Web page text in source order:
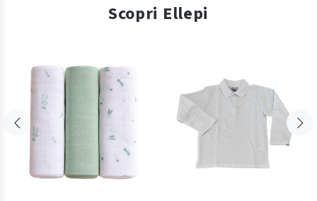
Scopri Ellepi